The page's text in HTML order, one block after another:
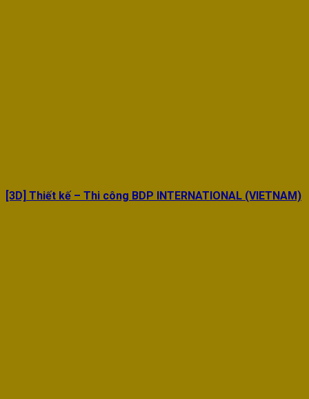
[3D] Thiết kế – Thi công BDP INTERNATIONAL (VIETNAM)